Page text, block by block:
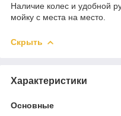
Наличие колес и удобной
мойку с места на место.
Скрыть
Характеристики
Основные